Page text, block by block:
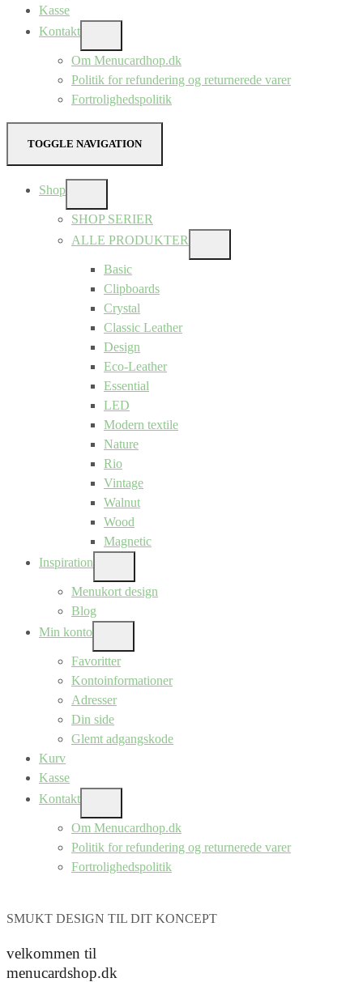
Kasse
Kontakt
SUB
MENU
Om Menucardhop.dk
Politik for refundering og returnerede varer
Fortrolighedspolitik
TOGGLE NAVIGATION
Shop
SUB
MENU
SHOP SERIER
ALLE PRODUKTER
SUB
Basic
Clipboards
Crystal
Classic Leather
Design
Eco-Leather
Essential
LED
Modern textile
Nature
Rio
Vintage
Walnut
Wood
Magnetic
Inspiration
SUB
MENU
Menukort design
Blog
Min konto
SUB
MENU
Favoritter
Kontoinformationer
Adresser
Din side
Glemt adgangskode
Kurv
Kasse
Kontakt
SUB
MENU
Om Menucardhop.dk
Politik for refundering og returnerede varer
Fortrolighedspolitik
SMUKT DESIGN TIL DIT KONCEPT
velkommen til
menucardshop.dk